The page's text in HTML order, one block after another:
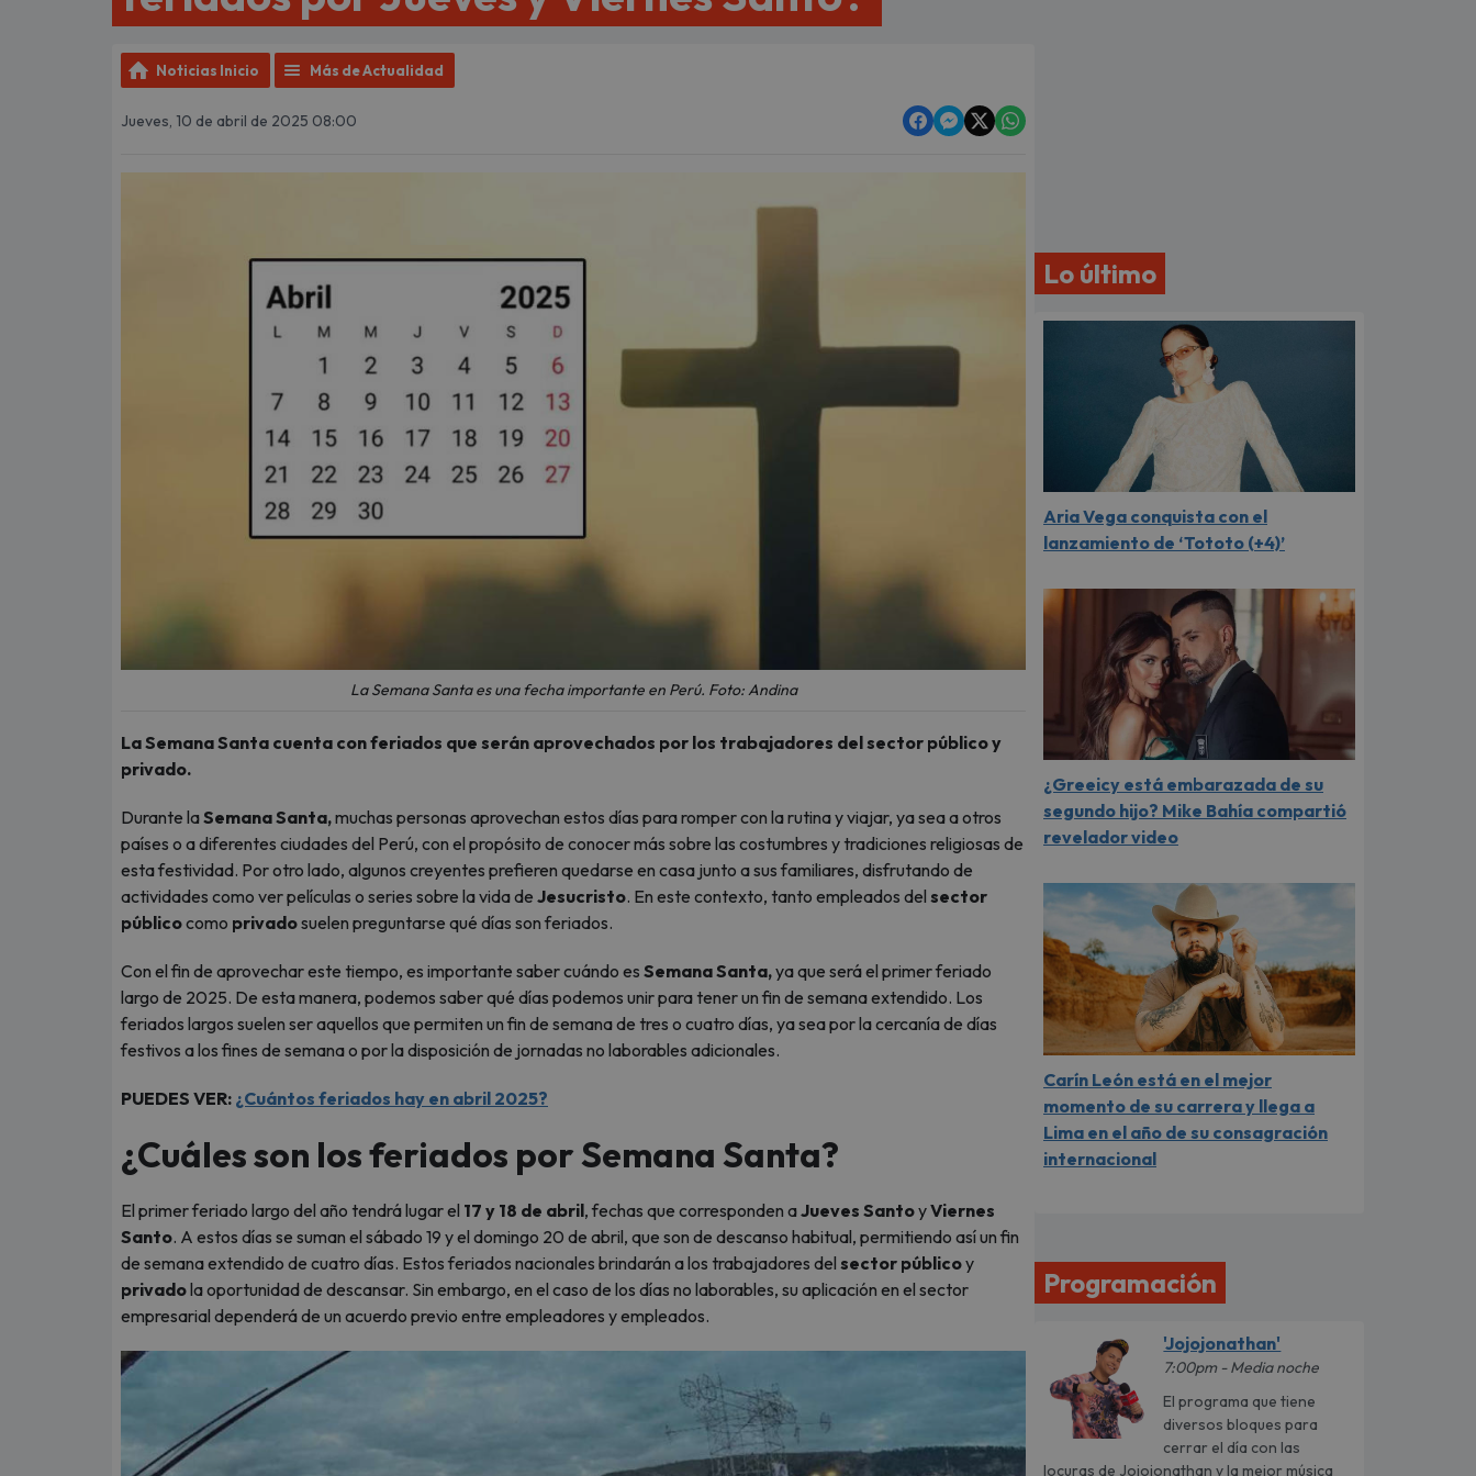
Noticias Inicio Más de Actualidad
Jueves, 10 de abril de 2025 08:00
La Semana Santa es una fecha importante en Perú. Foto: Andina
La Semana Santa cuenta con feriados que serán aprovechados por los trabajadores del sector público y
privado.
Durante laSemana Santa,muchas personas aprovechan estos días para romper con la rutina y viajar, ya sea a otros
países o a diferentes ciudades del Perú, con el propósito de conocer más sobre las costumbres y tradiciones religiosas de
esta festividad. Por otro lado, algunos creyentes prefieren quedarse en casa junto a sus familiares, disfrutando de
actividades como ver películas o series sobre la vida de Jesucristo. En este contexto, tanto empleados del sector
públicocomo privadosuelen preguntarse qué días son feriados.
Con el fin de aprovechar este tiempo, es importante saber cuándo es Semana Santa,yaque será el primer feriado
largo de 2025. De esta manera, podemos saber qué días podemos unir para tener un fin de semana extendido. Los
feriados largos suelen ser aquellos que permiten un fin de semana de tres o cuatro días, ya sea por la cercanía de días
festivos a los fines de semana o por la disposición de jornadas no laborables adicionales.
PUEDES VER: ¿Cuántos feriados hay en abril 2025?
¿Cuáles son los feriados por Semana Santa?
El primer feriado largo del año tendrá lugar el 17 y 18 de abril, fechas que corresponden aJueves SantoyViernes
Santo. A estos días se suman el sábado 19 y el domingo 20 de abril, que son de descanso habitual, permitiendo así un fin
de semana extendido de cuatro días. Estos feriados nacionales brindarán a los trabajadores del sector públicoy
privadola oportunidad de descansar. Sin embargo, en el caso de los días no laborables, su aplicación en el sector
empresarial dependerá de un acuerdo previo entre empleadores y empleados.
Lo último
Aria Vega conquista con el
lanzamiento de ‘Tototo (+4)’
¿Greeicy está embarazada de su
segundo hijo? Mike Bahía compartió
revelador video
Carín León está en el mejor
momento de su carrera y llega a
Lima en el año de su consagración
internacional
Programación
'Jojojonathan'
7:00pm - Media noche
El programa que tiene
diversos bloques para
cerrar el día con las
locuras de Jojojonathan y la mejor música